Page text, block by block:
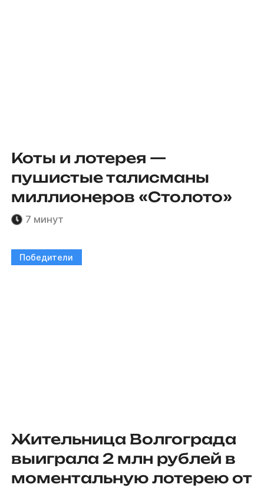
Коты и лотерея —
пушистые талисманы
миллионеров «Столото»
7 минут
Победители
Жительница Волгограда
выиграла 2 млн рублей в
моментальную лотерею от